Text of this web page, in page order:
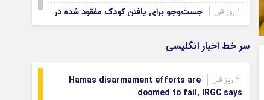
جست‌وجو برای یافتن کودک مفقود شده در
حاشیه زاینده‌رود ادامه دارد
1 روز قبل
۷۴ هزار زائر اصفهانی اربعین با اتوبوسسر خط اخبار انگلیسی
Hamas disarmament efforts are
doomed to fail, IRGC says